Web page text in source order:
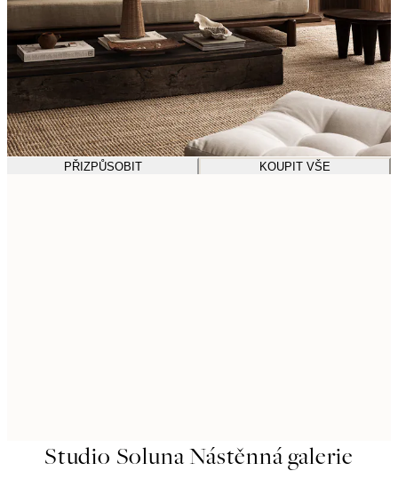
PŘIZPŮSOBIT KOUPIT VŠE
Studio Soluna Nástěnná galerie